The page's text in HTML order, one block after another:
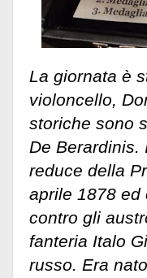
La giornata è
violoncello,
storiche sono
De Berardinis.
reduce della
aprile 1878 ed
contro gli
fanteria Italo
russo. Era